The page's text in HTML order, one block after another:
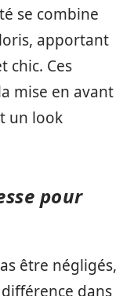
se combine
apportant
chic. Ces
mise en avant
un look
pour
être négligés,
dans